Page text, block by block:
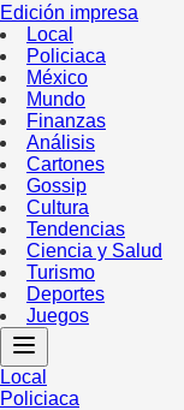
Edición impresa
Local
Policiaca
México
Mundo
Finanzas
Análisis
Cartones
Gossip
Cultura
Tendencias
Ciencia y Salud
Turismo
Deportes
Juegos
Local
Policiaca